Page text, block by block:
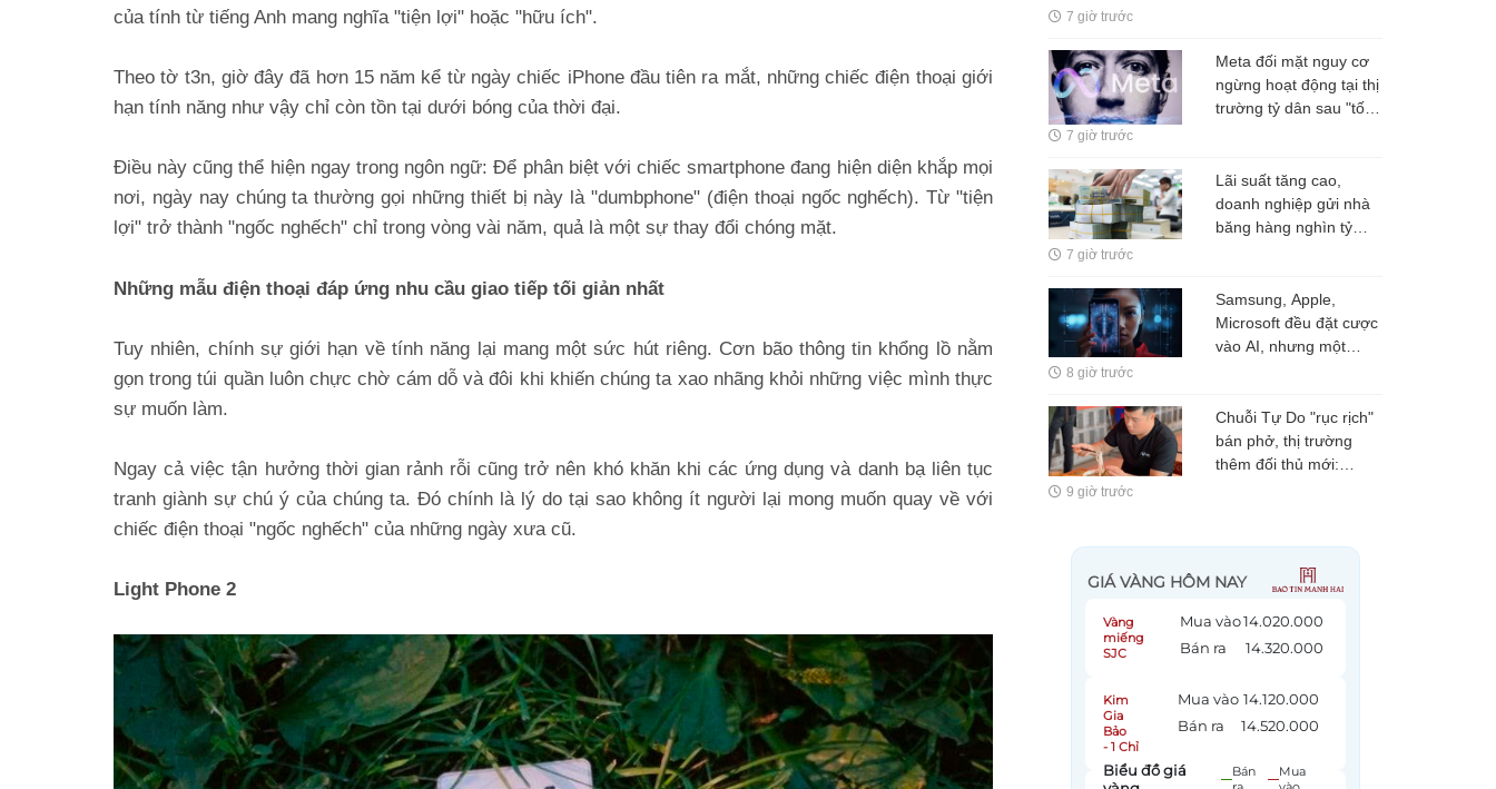
của tính từ tiếng Anh mang nghĩa "tiện lợi" hoặc "hữu ích".
Theo tờ t3n, giờ đây đã hơn 15 năm kể từ ngày chiếc iPhone đầu tiên ra mắt, những chiếc điện thoại giới
hạn tính năng như vậy chỉ còn tồn tại dưới bóng của thời đại.
Điều này cũng thể hiện ngay trong ngôn ngữ: Để phân biệt với chiếc smartphone đang hiện diện khắp mọi
nơi, ngày nay chúng ta thường gọi những thiết bị này là "dumbphone" (điện thoại ngốc nghếch). Từ "tiện
lợi" trở thành "ngốc nghếch" chỉ trong vòng vài năm, quả là một sự thay đổi chóng mặt.
Những mẫu điện thoại đáp ứng nhu cầu giao tiếp tối giản nhất
Tuy nhiên, chính sự giới hạn về tính năng lại mang một sức hút riêng. Cơn bão thông tin khổng lồ nằm
gọn trong túi quần luôn chực chờ cám dỗ và đôi khi khiến chúng ta xao nhãng khỏi những việc mình thực
sự muốn làm.
Ngay cả việc tận hưởng thời gian rảnh rỗi cũng trở nên khó khăn khi các ứng dụng và danh bạ liên tục
tranh giành sự chú ý của chúng ta. Đó chính là lý do tại sao không ít người lại mong muốn quay về với
chiếc điện thoại "ngốc nghếch" của những ngày xưa cũ.
Light Phone 2
7 giờ trước
Meta đối mặt nguy cơ
ngừng hoạt động tại thị
trường tỷ dân sau "tối
7 giờ trước
Lãi suất tăng cao,
doanh nghiệp gửi nhà
băng hàng nghìn tỷ
7 giờ trước
Samsung, Apple,
Microsoft đều đặt cược
vào AI, nhưng một
phải lúc nào cũng dùng
8 giờ trước
Chuỗi Tự Do "rục rịch"
bán phở, thị trường
thêm đối thủ mới:
9 giờ trước